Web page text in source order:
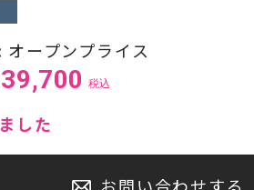
オープンプライス
税込
した